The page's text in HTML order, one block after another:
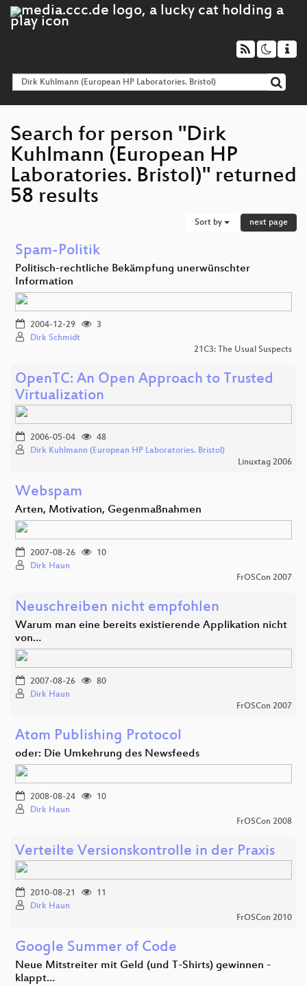
Search for person "Dirk
Kuhlmann (European HP
Laboratories. Bristol)" returned
58 results
Sort by next page
Spam-Politik
Politisch-rechtliche Bekämpfung unerwünschter
Information
2004-12-29
3
Dirk Schmidt
21C3: The Usual Suspects
OpenTC: An Open Approach to Trusted
Virtualization
2006-05-04
48
Dirk Kuhlmann (European HP Laboratories. Bristol)
Linuxtag 2006
Webspam
Arten, Motivation, Gegenmaßnahmen
2007-08-26
10
Dirk Haun
FrOSCon 2007
Neuschreiben nicht empfohlen
Warum man eine bereits existierende Applikation nicht
von…
2007-08-26
80
Dirk Haun
FrOSCon 2007
Atom Publishing Protocol
oder: Die Umkehrung des Newsfeeds
2008-08-24
10
Dirk Haun
FrOSCon 2008
Verteilte Versionskontrolle in der Praxis
2010-08-21
11
Dirk Haun
FrOSCon 2010
Google Summer of Code
Neue Mitstreiter mit Geld (und T-Shirts) gewinnen -
klappt…